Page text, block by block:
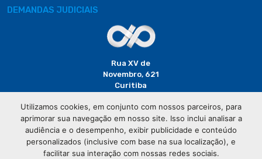
DEMANDAS JUDICIAIS
Rua XV de
Novembro, 621
Curitiba
(41) 3320-
2929
Utilizamos cookies, em conjunto com nossos parceiros, para
aprimorar sua navegação em nosso site. Isso inclui analisar a
audiência e o desempenho, exibir publicidade e conteúdo
personalizados (inclusive com base na sua localização), e
facilitar sua interação com nossas redes sociais.